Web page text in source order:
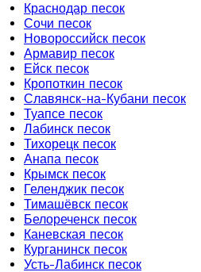
Краснодар песок
Сочи песок
Новороссийск песок
Армавир песок
Ейск песок
Кропоткин песок
Славянск-на-Кубани песок
Туапсе песок
Лабинск песок
Тихорецк песок
Анапа песок
Крымск песок
Геленджик песок
Тимашёвск песок
Белореченск песок
Каневская песок
Курганинск песок
Усть-Лабинск песок